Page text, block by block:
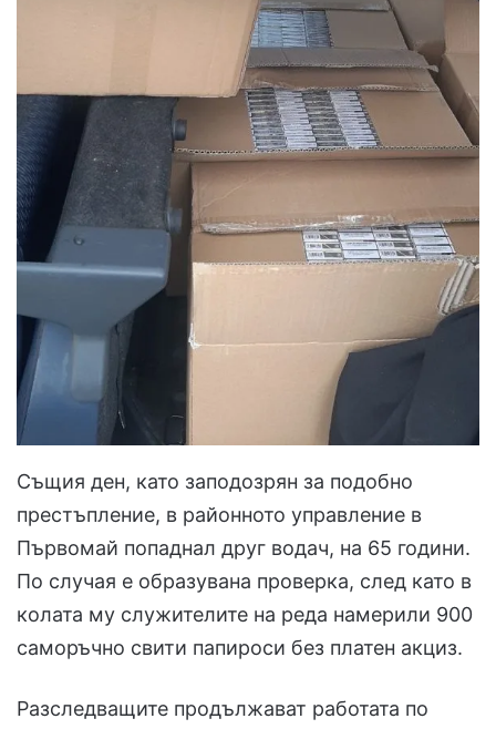
Същия ден, като заподозрян за подобно
престъпление, в районното управление в
Първомай попаднал друг водач, на 65 години.
По случая е образувана проверка, след като в
колата му служителите на реда намерили 900
саморъчно свити папироси без платен акциз.
Разследващите продължават работата по